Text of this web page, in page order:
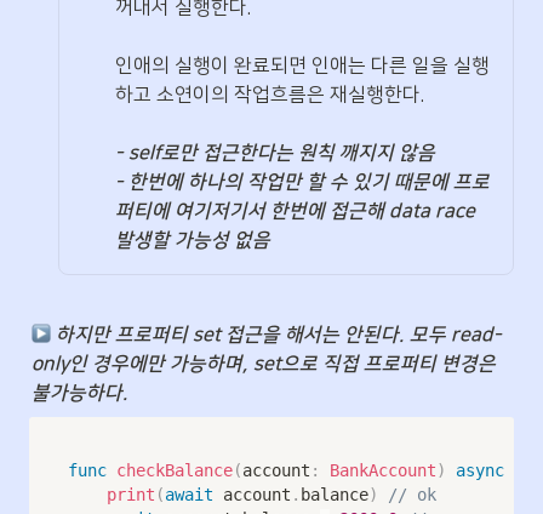
꺼내서 실행한다.
인애의 실행이 완료되면 인애는 다른 일을 실행
하고 소연이의 작업흐름은 재실행한다.
- self로만 접근한다는 원칙 깨지지 않음
- 한번에 하나의 작업만 할 수 있기 때문에 프로
퍼티에 여기저기서 한번에 접근해 data race
발생할 가능성 없음
︎ 하지만 프로퍼티 set 접근을 해서는 안된다. 모두 read-
only인 경우에만 가능하며, set으로 직접 프로퍼티 변경은
불가능하다.
func checkBalance(account : BankAccount) async
print (await account . balance)
// ok